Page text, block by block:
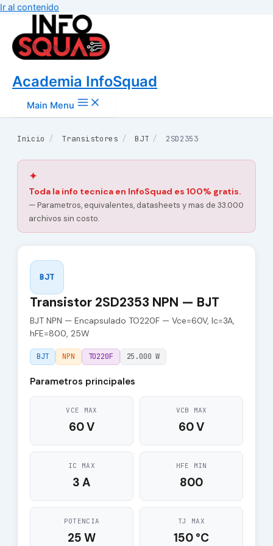
Ir al contenido
Academia InfoSquad
Main Menu
Inicio / Transistores / BJT / 2SD2353
✦
Toda la info tecnica en InfoSquad es 100% gratis.
— Parametros, equivalentes, datasheets y mas de 33.000
archivos sin costo.
BJT
Transistor 2SD2353 NPN — BJT
BJT NPN — Encapsulado TO220F — Vce=60V, Ic=3A,
hFE=800, 25W
BJT NPN TO220F 25.000 W
Parametros principales
VCE MAX
60 V
VCB MAX
60 V
IC MAX
3 A
HFE MIN
800
POTENCIA
25 W
TJ MAX
150 °C